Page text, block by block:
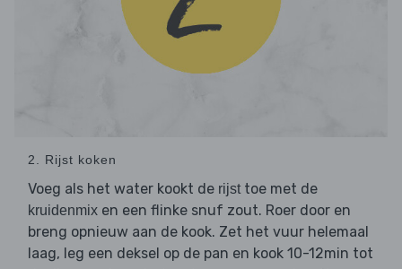
2. Rijst koken
Voeg als het water kookt de rijsttoe met de
kruidenmix en een flinke snuf zout. Roer door en
breng opnieuw aan de kook. Zet het vuur helemaal
laag, leg een deksel op de pan en kook 10-12min tot